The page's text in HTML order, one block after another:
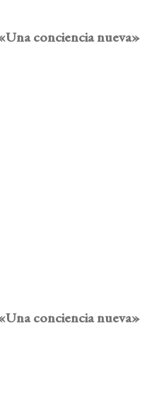
conciencia nueva»
conciencia nueva»